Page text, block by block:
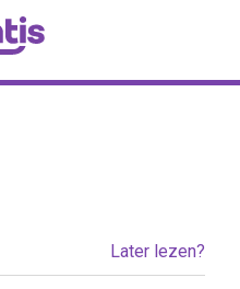
Later lezen?